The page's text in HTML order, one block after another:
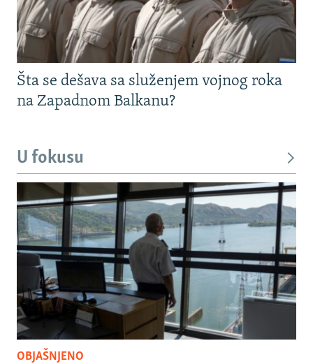
Šta se dešava sa služenjem vojnog roka
na Zapadnom Balkanu?
U fokusu
OBJAŠNJENO